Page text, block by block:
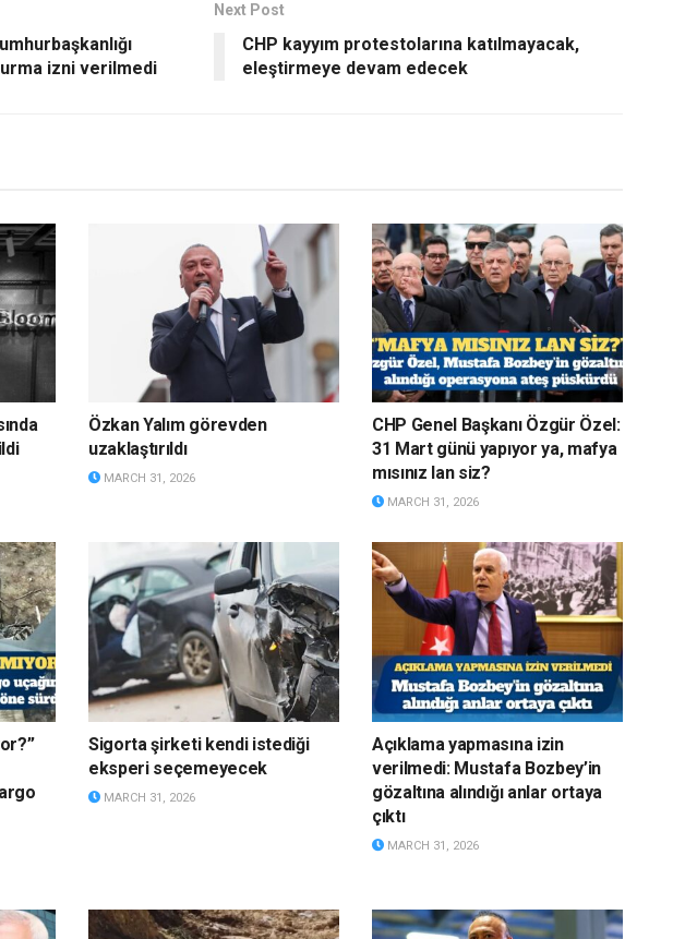
izni verilmedi
Next Post
CHP kayyım protestolarına katılmayacak,
eleştirmeye devam edecek
Özkan Yalım görevden
uzaklaştırıldı
MARCH 31, 2026
CHP Genel Başkanı Özgür Özel:
31 Mart günü yapıyor ya, mafya
mısınız lan siz?
MARCH 31, 2026
Sigorta şirketi kendi istediği
eksperi seçemeyecek
MARCH 31, 2026
Açıklama yapmasına izin
verilmedi: Mustafa Bozbey’in
gözaltına alındığı anlar ortaya
çıktı
MARCH 31, 2026